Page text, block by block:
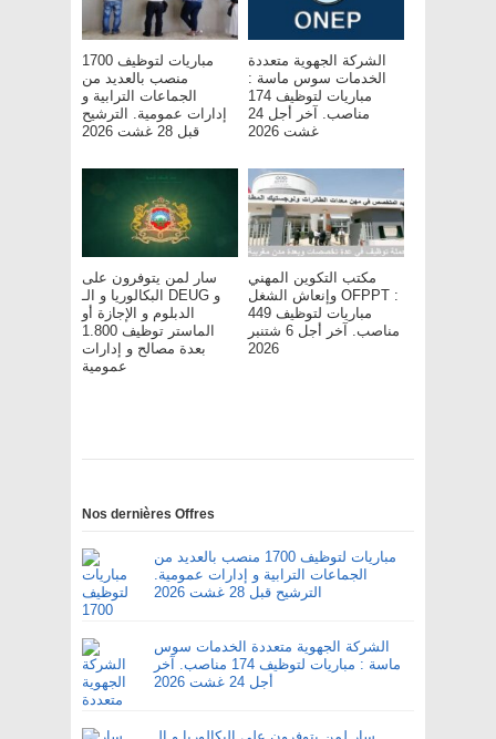
مباريات لتوظيف 1700
منصب بالعديد من
الجماعات الترابية و
إدارات عمومية. الترشيح
قبل 28 غشت 2026
الشركة الجهوية متعددة
الخدمات سوس ماسة :
مباريات لتوظيف 174
مناصب. آخر أجل 24
غشت 2026
سار لمن يتوفرون على
البكالوريا و الـ DEUG و
الدبلوم و الإجازة أو
الماستر توظيف 1.800
بعدة مصالح و إدارات
عمومية
مكتب التكوين المهني
وإنعاش الشغل OFPPT :
مباريات لتوظيف 449
مناصب. آخر أجل 6 شتنبر
2026
Nos dernières Offres
مباريات لتوظيف 1700 منصب بالعديد من
الجماعات الترابية و إدارات عمومية.
الترشيح قبل 28 غشت 2026
الشركة الجهوية متعددة الخدمات سوس
ماسة : مباريات لتوظيف 174 مناصب. آخر
أجل 24 غشت 2026